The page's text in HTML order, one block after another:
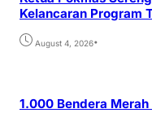
Kelancaran Program
August 4, 2026•
1.000 Bendera